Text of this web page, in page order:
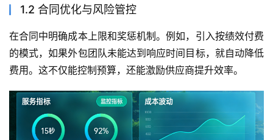
1.2 合同优化与风险管控
在合同中明确成本上限和奖惩机制。例如，引入按绩效付费
的模式，如果外包团队未能达到响应时间目标，就自动降低
费用。这不仅能控制预算，还能激励供应商提升效率。